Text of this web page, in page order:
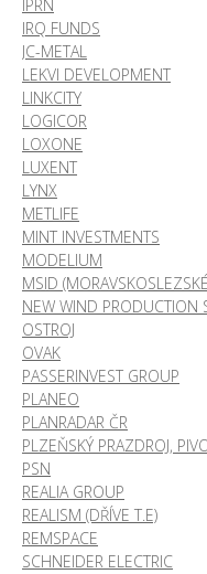
IPRN
IRQ FUNDS
JC-METAL
LEKVI DEVELOPMENT
LINKCITY
LOGICOR
LOXONE
LUXENT
LYNX
METLIFE
MINT INVESTMENTS
MODELIUM
MSID
NEW WIND PRODUCTION
OSTROJ
OVAK
PASSERINVEST GROUP
PLANEO
PLANRADAR ČR
PLZEŇSKÝ PRAZDROJ,
PSN
REALIA GROUP
REALISM (DŘÍVE T.E)
REMSPACE
SCHNEIDER ELECTRIC